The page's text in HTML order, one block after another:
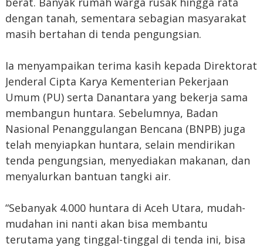
dengan tanah, sementara sebagian masyarakat
masih bertahan di tenda pengungsian.
Ia menyampaikan terima kasih kepada Direktorat
Jenderal Cipta Karya Kementerian Pekerjaan
Umum (PU) serta Danantara yang bekerja sama
membangun huntara. Sebelumnya, Badan
Nasional Penanggulangan Bencana (BNPB) juga
telah menyiapkan huntara, selain mendirikan
tenda pengungsian, menyediakan makanan, dan
menyalurkan bantuan tangki air.
“Sebanyak 4.000 huntara di Aceh Utara, mudah-
mudahan ini nanti akan bisa membantu
terutama yang tinggal-tinggal di tenda ini, bisa